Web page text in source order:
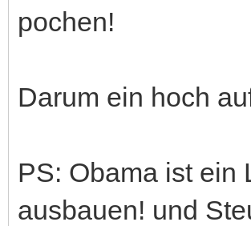
pochen!
Darum ein hoch
PS: Obama ist ein
ausbauen! und